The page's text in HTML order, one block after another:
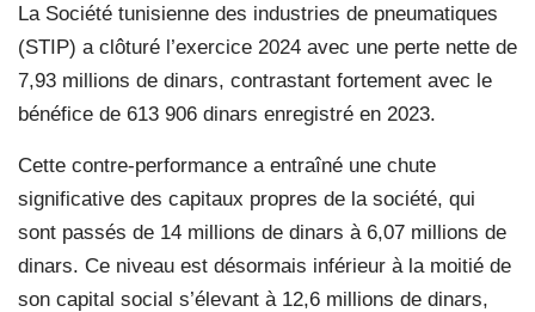
La Société tunisienne des industries de pneumatiques
(STIP) a clôturé l’exercice 2024 avec une perte nette de
7,93 millions de dinars, contrastant fortement avec le
bénéfice de 613 906 dinars enregistré en 2023.
Cette contre-performance a entraîné une chute
significative des capitaux propres de la société, qui
sont passés de 14 millions de dinars à 6,07 millions de
dinars. Ce niveau est désormais inférieur à la moitié de
son capital social s’élevant à 12,6 millions de dinars,